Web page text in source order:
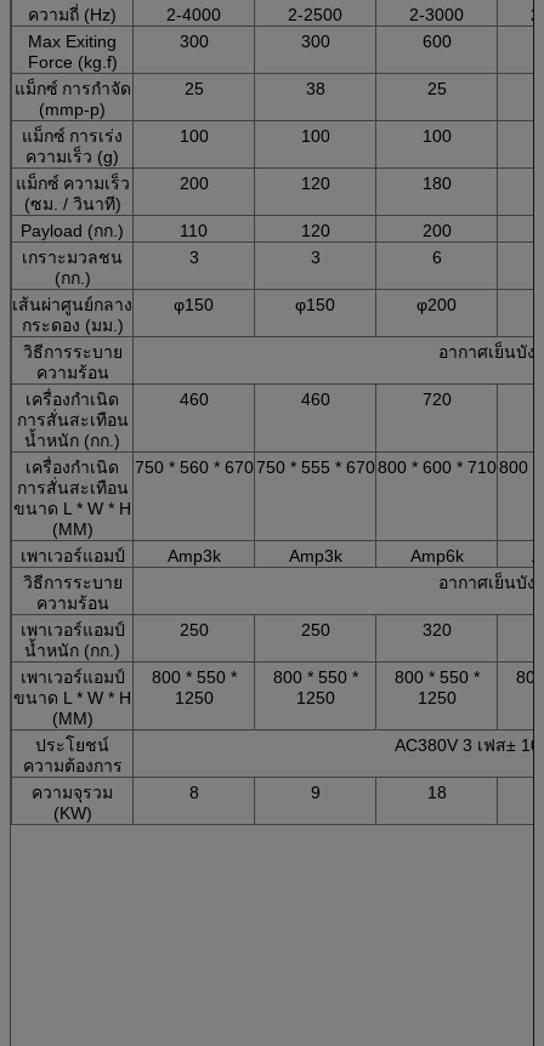
ความถี่ (Hz) 2-4000 2-2500 2-3000
Max Exiting
Force (kg.f)
300 300 600
แม็กซ์ การกำจัด
(mmp-p)
25 38 25
แม็กซ์ การเร่ง
ความเร็ว (g)
100 100 100
แม็กซ์ ความเร็ว
(ซม. / วินาที)
200 120 180
Payload (กก.) 110 120 200
เกราะมวลชน
(กก.)
3 3 6
เส้นผ่าศูนย์กลาง
กระดอง (มม.)
φ150 φ150 φ200
วิธีการระบาย
ความร้อน
อากาศเย็นบัง
เครื่องกำเนิด
การสั่นสะเทือน
น้ำหนัก (กก.)
460 460 720
เครื่องกำเนิด
การสั่นสะเทือน
ขนาด L * W * H
(MM)
750 * 560 * 670750 * 555 * 670800 * 600 * 710800 *
เพาเวอร์แอมป์ Amp3k Amp3k Amp6k
วิธีการระบาย
ความร้อน
อากาศเย็นบัง
เพาเวอร์แอมป์
น้ำหนัก (กก.)
250 250 320
เพาเวอร์แอมป์
ขนาด L * W * H
(MM)
800 * 550 *
1250
800 * 550 *
1250
800 * 550 *
1250
ประโยชน์
ความต้องการ
AC380V 3 เฟส±
ความจุรวม
(KW)
8 9 18